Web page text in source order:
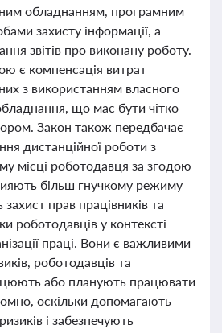
обладнанням, програмним
захисту інформації, а
звітів про виконану роботу.
є компенсація витрат
з використанням власного
що має бути чітко
Закон також передбачає
дистанційної роботи з
місці роботодавця за згодою
більш гнучкому режиму
прав працівників та
роботодавців у контексті
праці. Вони є важливими
роботодавців та
або планують працювати
оскільки допомагають
і забезпечують